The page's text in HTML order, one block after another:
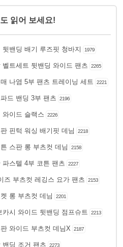
읽어 보세요!
밴딩 배기 루즈핏 청바지 1979
트세트 뒷밴딩 와이드 팬츠 2265
나염 5부 팬츠 트레이닝 세트 2221
드 밴딩 3부 팬츠 2196
와이드 슬랙스 2226
핀턱 워싱 배기핏 데님 2218
스판 롱 부츠컷 데님 2158
스텔 4부 코튼 팬츠 2227
즈 부츠컷 레깅스 요가 팬츠 2153
롱 부츠컷 데님 2201
시 와이드 뒷밴딩 점프슈트 2213
와이드 부츠컷 데님X 2187
밴딩 조거 팬츠 2273